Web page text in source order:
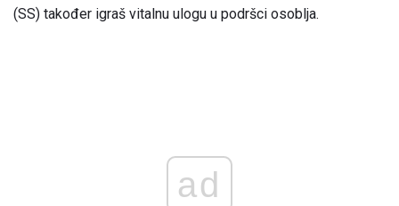
(SS) također igraš vitalnu ulogu u podršci osoblja.
ad